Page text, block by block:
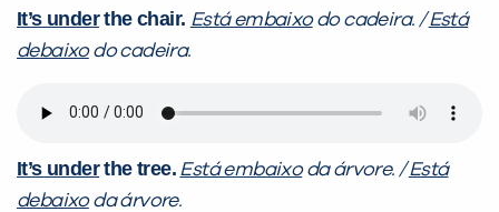
It’s underthe chair. Está embaixodo cadeira. /Está
debaixodo cadeira.
It’s underthe tree. Está embaixoda árvore. /Está
debaixoda árvore.